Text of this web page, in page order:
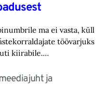
ma ei vasta, küll
töövarjuks
kiirabile.…
ja